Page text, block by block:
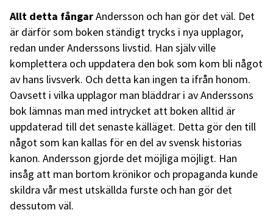
Allt detta fångarAndersson och han gör det väl. Det
är därför som boken ständigt trycks i nya upplagor,
redan under Anderssons livstid. Han själv ville
komplettera och uppdatera den bok som kom bli något
av hans livsverk. Och detta kan ingen ta ifrån honom.
Oavsett i vilka upplagor man bläddrar i av Anderssons
bok lämnas man med intrycket att boken alltid är
uppdaterad till det senaste källäget. Detta gör den till
något som kan kallas för en del av svensk historias
kanon. Andersson gjorde det möjliga möjligt. Han
insåg att man bortom krönikor och propaganda kunde
skildra vår mest utskällda furste och han gör det
dessutom väl.